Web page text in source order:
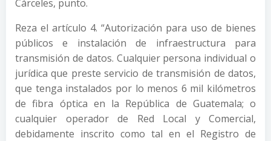
Cárceles, punto.
Reza el artículo 4. “Autorización para uso de bienes
públicos e instalación de infraestructura para
transmisión de datos. Cualquier persona individual o
jurídica que preste servicio de transmisión de datos,
que tenga instalados por lo menos 6 mil kilómetros
de fibra óptica en la República de Guatemala; o
cualquier operador de Red Local y Comercial,
debidamente inscrito como tal en el Registro de